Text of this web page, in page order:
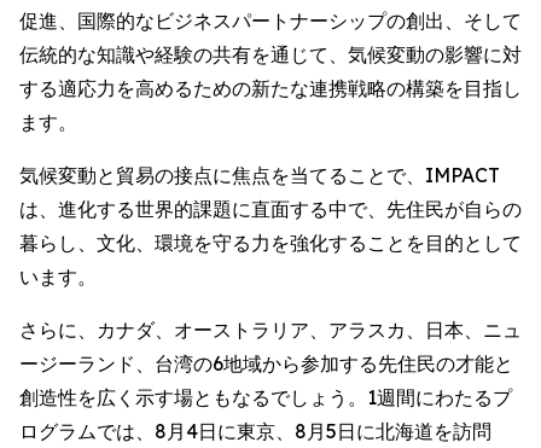
促進、国際的なビジネスパートナーシップの創出、そして
伝統的な知識や経験の共有を通じて、気候変動の影響に対
する適応力を高めるための新たな連携戦略の構築を目指し
ます。
気候変動と貿易の接点に焦点を当てることで、IMPACT
は、進化する世界的課題に直面する中で、先住民が自らの
暮らし、文化、環境を守る力を強化することを目的として
います。
さらに、カナダ、オーストラリア、アラスカ、日本、ニュ
ージーランド、台湾の6地域から参加する先住民の才能と
創造性を広く示す場ともなるでしょう。1週間にわたるプ
ログラムでは、8月4日に東京、8月5日に北海道を訪問